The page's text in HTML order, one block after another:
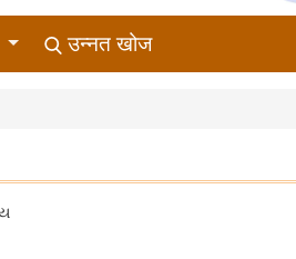
उन्नत खोज